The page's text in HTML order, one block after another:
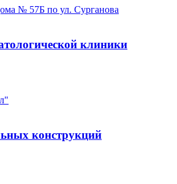
№ 57Б по ул. Сурганова
клиники
конструкций